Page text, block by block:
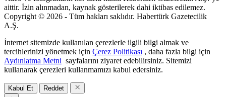
aittir. İzin alınmadan, kaynak gösterilerek dahi iktibas edilemez.
Copyright © 2026 - Tüm hakları saklıdır. Habertürk Gazetecilik
A.Ş.
İnternet sitemizde kullanılan çerezlerle ilgili bilgi almak ve
tercihlerinizi yönetmek için Çerez Politikası , daha fazla bilgi için
Aydınlatma Metni sayfalarını ziyaret edebilirsiniz. Sitemizi
kullanarak çerezleri kullanmamızı kabul edersiniz.
Kabul Et Reddet